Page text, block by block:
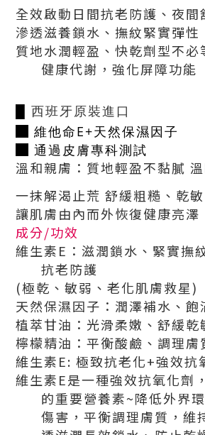
全效啟動日間抗老防護、夜間
滲透滋養鎖水、撫紋緊實彈性
質地水潤輕盈、快乾劑型不必
健康代謝，強化屏障功能
西班牙原裝進口
█ 維他命E+天然保濕因子
█ 通過皮膚專科測試
溫和親膚：質地輕盈不黏膩
一抹解渴止荒 舒緩粗糙、乾
讓肌膚由內而外恢復健康亮澤
成分/功效
維生素E：滋潤鎖水、緊實撫
抗老防護
(極乾、敏弱、老化肌膚救星)
天然保濕因子：潤澤補水、飽
植萃甘油：光滑柔嫩、舒緩乾
檸檬精油：平衡酸鹼、調理膚
維生素E: 極致抗老化+強效抗
維生素E是一種強效抗氧化劑
的重要營養素~降低外界
傷害，平衡調理膚質，維